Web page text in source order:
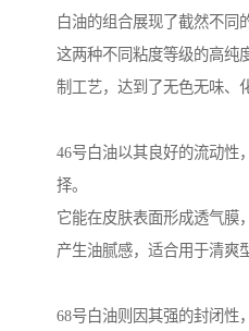
白油的组合展现了截然不同
这两种不同粘度等级的高纯
制工艺，达到了无色无味、
46号白油以其良好的流动性
择。
它能在皮肤表面形成透气膜
产生油腻感，适合用于清爽
68号白油则因其强的封闭性